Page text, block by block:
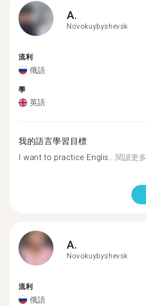
A.
Novokuybyshevsk
流利
俄語
學
英語
我的語言學習目標
I want to practice Englis...閱讀更多
A.
Novokuybyshevsk
流利
俄語